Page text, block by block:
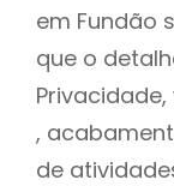
em Fundão
que o
,
de